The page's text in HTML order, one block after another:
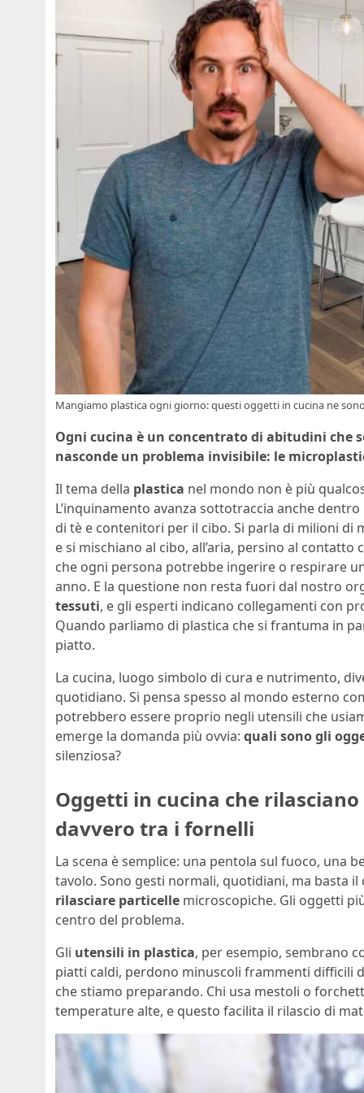
Mangiamo plastica ogni giorno: questi oggetti in cucina ne
Ogni cucina è un concentrato di abitudini che
nasconde un problema invisibile: le
Il tema della plastica nel mondo non è più
L’inquinamento avanza sottotraccia anche
di tè e contenitori per il cibo. Si parla di milioni di
e si mischiano al cibo, all’aria, persino al
che ogni persona potrebbe ingerire o respirare
anno. E la questione non resta fuori dal nostro
tessuti, e gli esperti indicano collegamenti con
Quando parliamo di plastica che si frantuma in
piatto.
La cucina, luogo simbolo di cura e nutrimento,
quotidiano. Si pensa spesso al mondo esterno
potrebbero essere proprio negli utensili che
emerge la domanda più ovvia: quali sono gli
silenziosa?
Oggetti in cucina che
davvero tra i fornelli
La scena è semplice: una pentola sul fuoco, una
tavolo. Sono gesti normali, quotidiani, ma basta
rilasciare particelle microscopiche. Gli oggetti
centro del problema.
Gli utensili in plastica, per esempio, sembrano
piatti caldi, perdono minuscoli frammenti difficili
che stiamo preparando. Chi usa mestoli o
temperature alte, e questo facilita il rilascio di